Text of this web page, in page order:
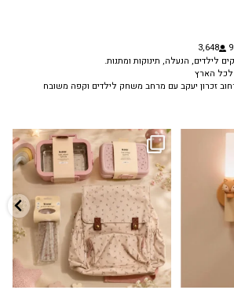
3,648
לילדים, הנעלה, תינוקות ומתנות.
הארץ
זכרון יעקב עם מרחב משחק לילדים וקפה משובח
✨ חוזרים למסגרת בסטייל! ✨
הקולקציה החדשה...
9 4
לילה